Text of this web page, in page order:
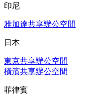
印尼
雅加達共享辦公空間
日本
東京共享辦公空間
橫濱共享辦公空間
菲律賓